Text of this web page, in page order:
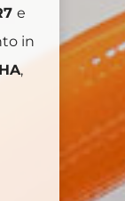
e
in
,